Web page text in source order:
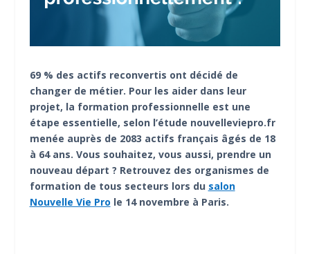
69 % des actifs reconvertis ont décidé de
changer de métier. Pour les aider dans leur
projet, la formation professionnelle est une
étape essentielle, selon l’étude nouvelleviepro.fr
menée auprès de 2083 actifs français âgés de 18
à 64 ans. Vous souhaitez, vous aussi, prendre un
nouveau départ ? Retrouvez des organismes de
formation de tous secteurs lors du salon
Nouvelle Vie Pro le 14 novembre à Paris.